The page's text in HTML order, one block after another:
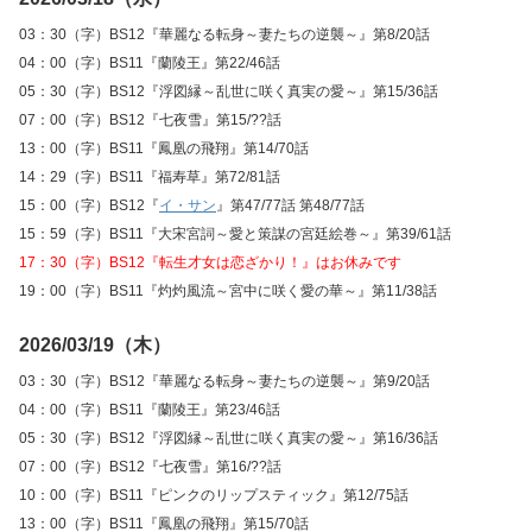
03：30（字）BS12『華麗なる転身～妻たちの逆襲～』第8/20話
04：00（字）BS11『蘭陵王』第22/46話
05：30（字）BS12『浮図縁～乱世に咲く真実の愛～』第15/36話
07：00（字）BS12『七夜雪』第15/??話
13：00（字）BS11『鳳凰の飛翔』第14/70話
14：29（字）BS11『福寿草』第72/81話
15：00（字）BS12『イ・サン』第47/77話 第48/77話
15：59（字）BS11『大宋宮詞～愛と策謀の宮廷絵巻～』第39/61話
17：30（字）BS12『転生才女は恋ざかり！』はお休みです
19：00（字）BS11『灼灼風流～宮中に咲く愛の華～』第11/38話
2026/03/19（木）
03：30（字）BS12『華麗なる転身～妻たちの逆襲～』第9/20話
04：00（字）BS11『蘭陵王』第23/46話
05：30（字）BS12『浮図縁～乱世に咲く真実の愛～』第16/36話
07：00（字）BS12『七夜雪』第16/??話
10：00（字）BS11『ピンクのリップスティック』第12/75話
13：00（字）BS11『鳳凰の飛翔』第15/70話